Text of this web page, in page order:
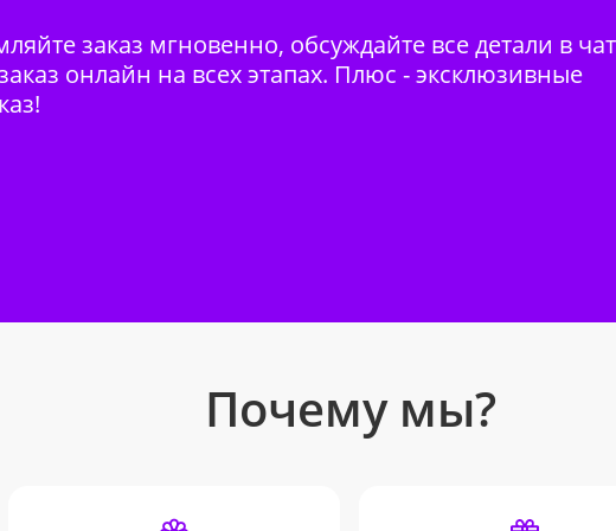
заказ мгновенно, обсуждайте все детали в
онлайн на всех этапах. Плюс - эксклюзивные
Почему мы?